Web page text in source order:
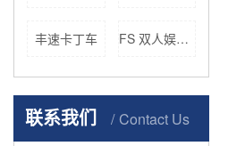
丰速卡丁车 FS 双人娱乐车
联系我们 Contact Us